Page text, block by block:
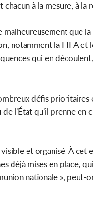
chacun à la mesure, à
que
notamment la FIFA
qui en
défis
l'État qu'il prenne en
et organisé. À cet
déjà mises en place,
nationale », peut-